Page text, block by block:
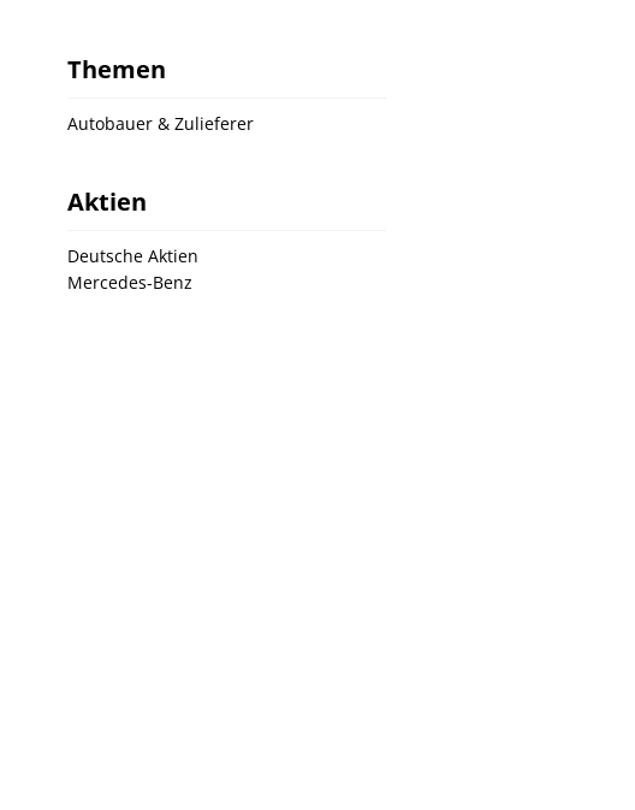
Themen
Autobauer & Zulieferer
Aktien
Deutsche Aktien
Mercedes-Benz